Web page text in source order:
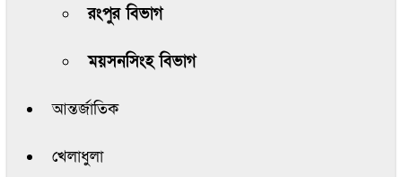
রংপুর বিভাগ
ময়সনসিংহ বিভাগ
আন্তর্জাতিক
খেলাধুলা